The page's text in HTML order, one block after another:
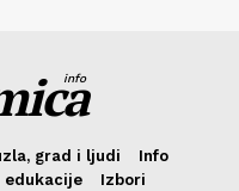
info
grad i ljudi
Info
edukacije Izbori